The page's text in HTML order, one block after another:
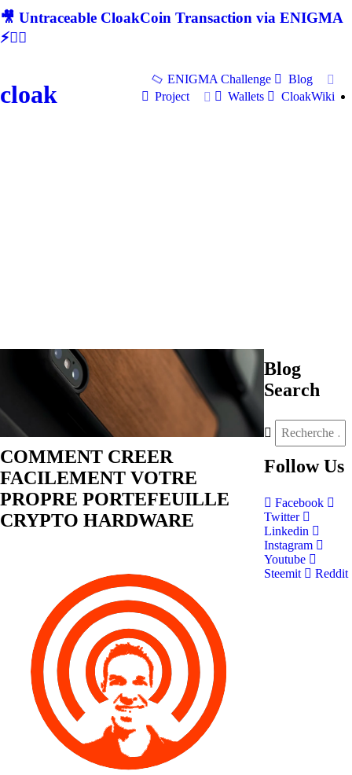
🎥 Untraceable CloakCoin Transaction via ENIGMA
⚡🕵‍♂
cloak
ENIGMA Challenge
Blog
Project
Wallets CloakWiki
COMMENT CREER
FACILEMENT VOTRE
PROPRE PORTEFEUILLE
CRYPTO HARDWARE
Blog
Search
Follow Us
Facebook
Twitter
Linkedin
Instagram
Youtube
Steemit
Reddit